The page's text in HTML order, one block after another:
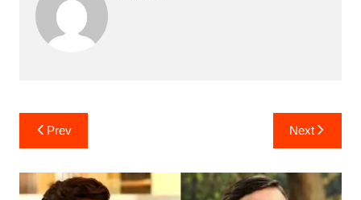
Post
navigation
Prev Next